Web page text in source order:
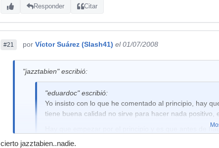
Responder Citar
#21 por Víctor Suárez (Slash41) el 01/07/2008
"jazztabien" escribió:
"eduardoc" escribió:
Yo insisto con lo que he comentado al principio, hay
tiene buena calidad no sirve para hacer nada positivo,
Hay que empezar por el principio y es que antes de
músicos.
cierto jazztabien..nadie.